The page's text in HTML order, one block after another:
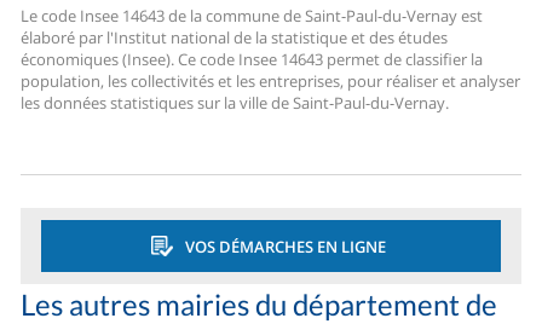
Le code Insee 14643 de la commune de Saint-Paul-du-Vernay est
élaboré par l'Institut national de la statistique et des études
économiques (Insee). Ce code Insee 14643 permet de classifier la
population, les collectivités et les entreprises, pour réaliser et analyser
les données statistiques sur la ville de Saint-Paul-du-Vernay.
VOS DÉMARCHES EN LIGNE
Les autres mairies du département de